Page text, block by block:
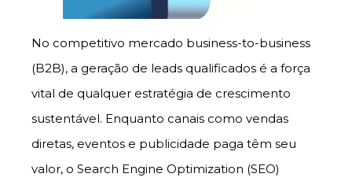
No competitivo mercado business-to-business
(B2B), a geração de leads qualificados é a força
vital de qualquer estratégia de crescimento
sustentável. Enquanto canais como vendas
diretas, eventos e publicidade paga têm seu
valor, o Search Engine Optimization (SEO)